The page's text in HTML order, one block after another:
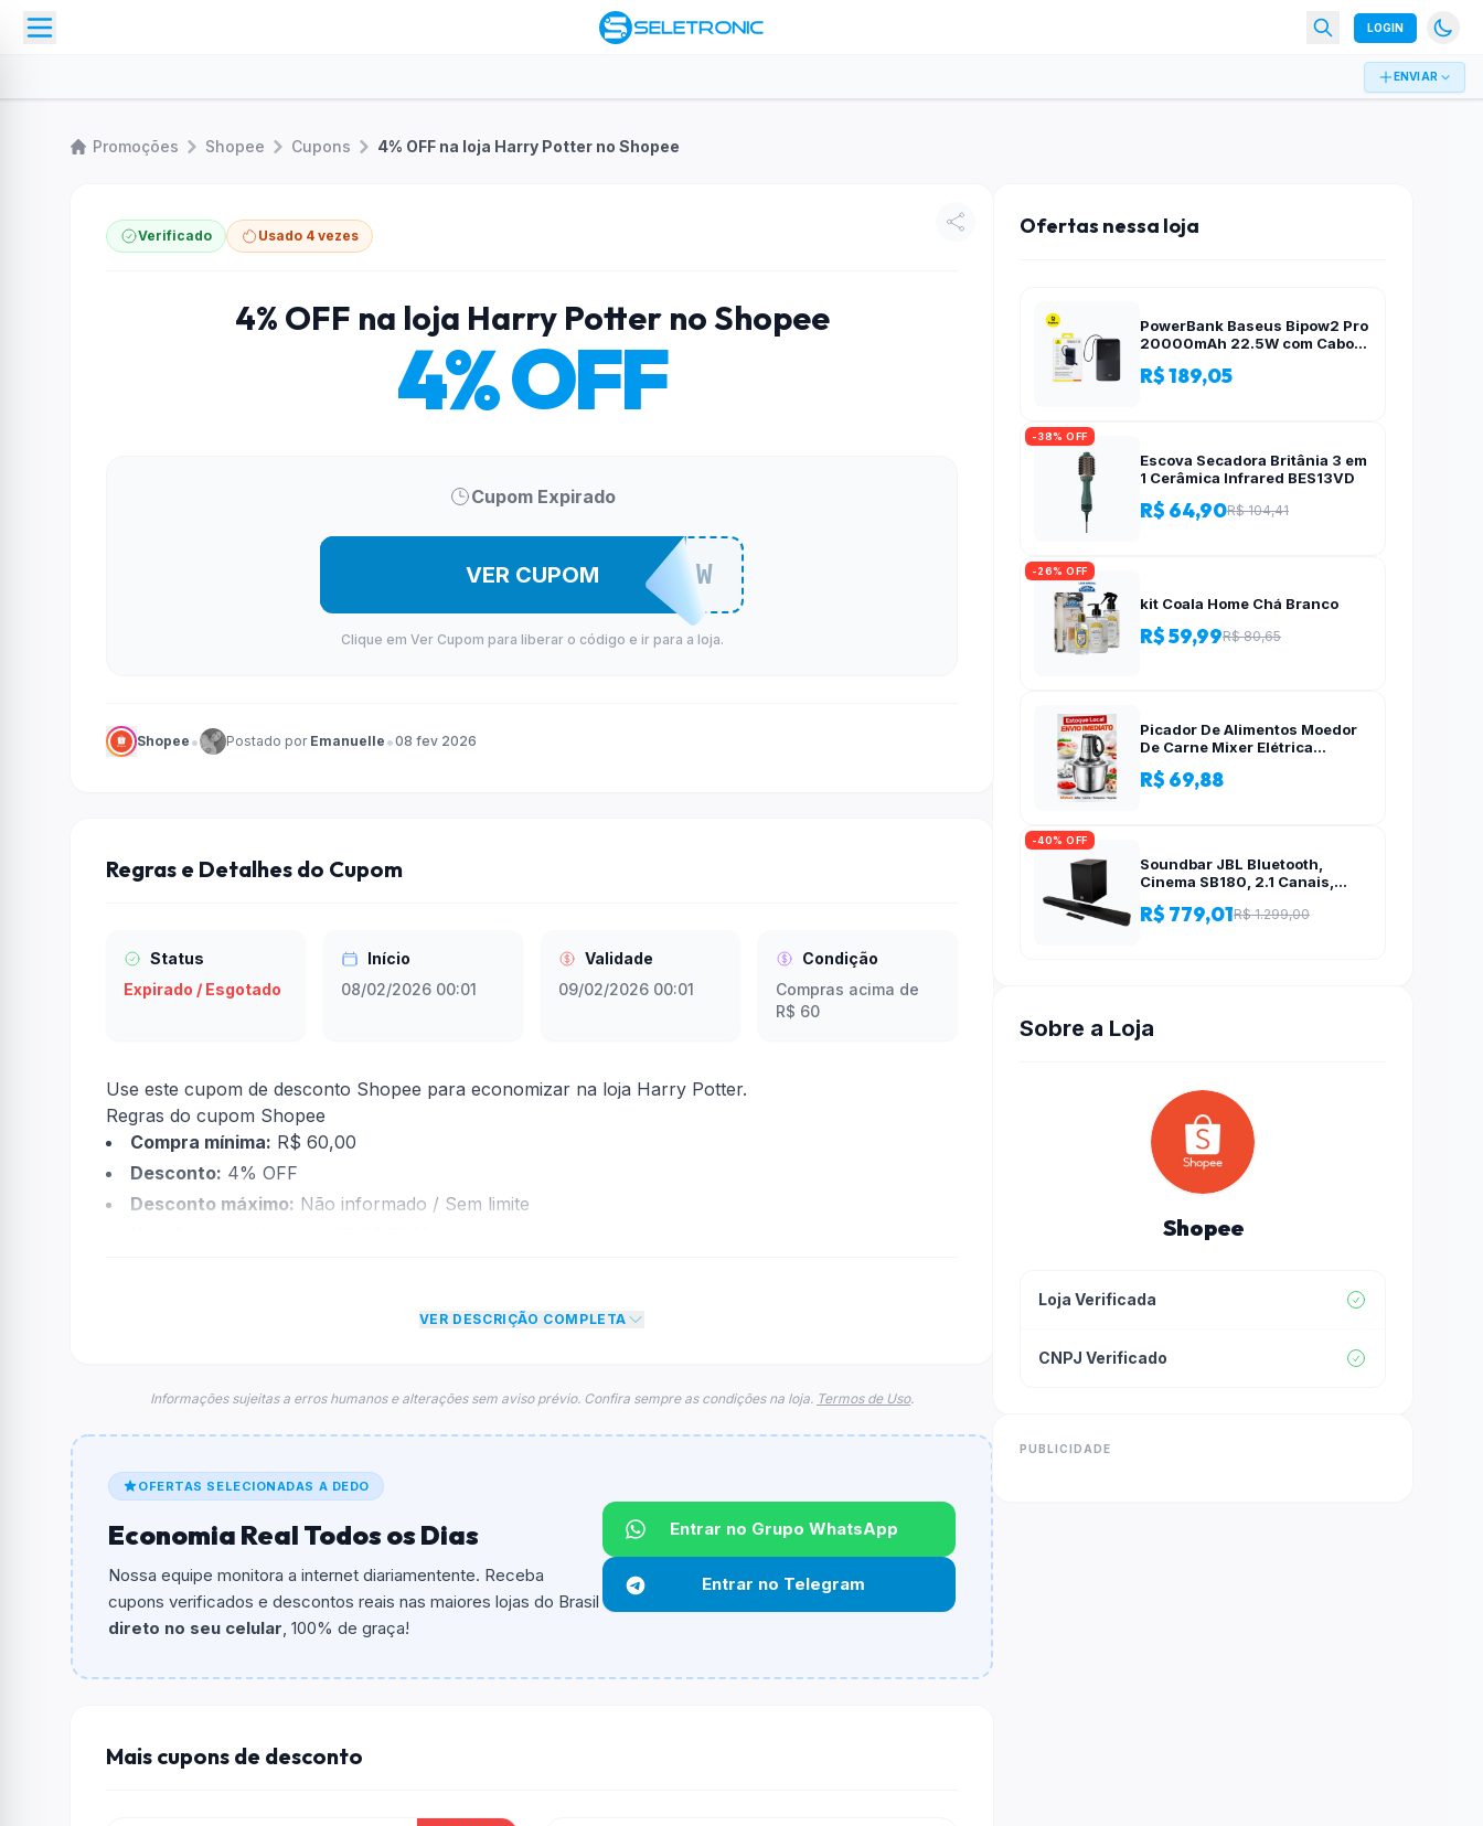
LOGIN
ENVIAR
Promoções Shopee Cupons 4% OFF na loja Harry Potter no Shopee
Verificado Usado 4 vezes
4% OFF na loja Harry Potter no Shopee
4% OFF
Cupom Expirado
IWIL0802W
VER CUPOM
Clique em Ver Cupom para liberar o código e ir para a loja.
Shopee • Postado por Emanuelle •08 fev 2026
Regras e Detalhes do Cupom
Status
Expirado / Esgotado
Início
08/02/2026 00:01
Validade
09/02/2026 00:01
Condição
Compras acima de
R$ 60
Use este cupom de desconto Shopee para economizar na loja Harry Potter.
Regras do cupom Shopee
Compra mínima: R$ 60,00
Desconto: 4% OFF
Desconto máximo: Não informado / Sem limite
informações sobre restrição de teto máximo para esse cupom.
O código é
IWIL0802W
De quanto é o desconto?
O valor minimo de compra é R$ 60,00.
Qual é o desconto máximo?
Não informado ou sem limite.
VER DESCRIÇÃO COMPLETA
Informações sujeitas a erros humanos e alterações sem aviso prévio. Confira sempre as condições na loja. Termos de Uso.
OFERTAS SELECIONADAS A DEDO
Economia Real Todos os Dias
Nossa equipe monitora a internet diariamentente. Receba
cupons verificados e descontos reais nas maiores lojas do Brasil
direto no seu celular, 100% de graça!
Entrar no Grupo WhatsApp
Entrar no Telegram
Mais cupons de desconto
Ofertas nessa loja
PowerBank Baseus Bipow2 Pro
20000mAh 22.5W com Cabo
EnerFill FC51
R$ 189,05
-38% OFF
Escova Secadora Britânia 3 em
1 Cerâmica Infrared BES13VD
R$ 64,90R$ 104,41
-26% OFF
kit Coala Home Chá Branco
R$ 59,99R$ 80,65
Picador De Alimentos Moedor
De Carne Mixer Elétrica
Alho – 110v-220v
R$ 69,88
-40% OFF
Soundbar JBL Bluetooth,
Cinema SB180, 2.1 Canais,
110W RMS
R$ 779,01R$ 1.299,00
Sobre a Loja
Shopee
Loja Verificada
CNPJ Verificado
PUBLICIDADE